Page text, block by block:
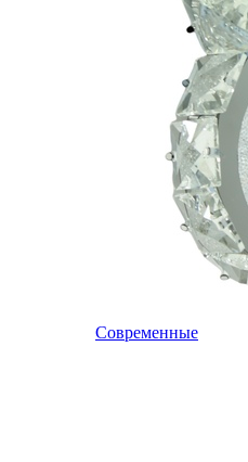
Современные